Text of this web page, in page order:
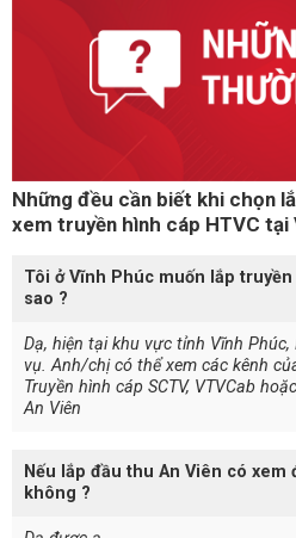
Những đều cần biết khi chọn
xem truyền hình cáp HTVC tại
Tôi ở Vĩnh Phúc muốn lắp
sao ?
Dạ, hiện tại khu vực tỉnh Vĩnh
vụ. Anh/chị có thể xem các kênh
Truyền hình cáp SCTV, VTVCab
An Viên
Nếu lắp đầu thu An Viên có xem
không ?